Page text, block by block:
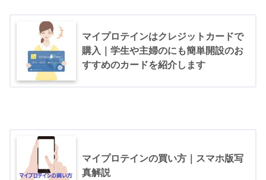
マイプロテインはクレジットカードで
購入｜学生や主婦のにも簡単開設のお
すすめのカードを紹介します
マイプロテインの買い方｜スマホ版写
真解説